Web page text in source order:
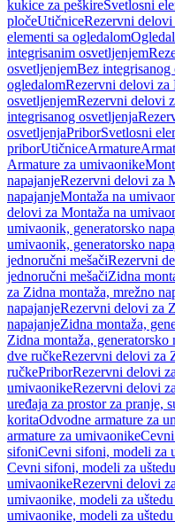
kukice za peškireSvetlosni
pločeUtičniceRezervni
elementi sa ogledalom
integrisanim osvetljenjem
osvetljenjemBez integrisanog
ogledalomRezervni delovi za
osvetljenjemRezervni delovi
integrisanog osvetljenja
osvetljenjaPriborSvetlosni
priborUtičniceArmature
Armature za umivaonike
napajanjeRezervni delovi za
napajanjeMontaža na
delovi za Montaža na
umivaonik, generatorsko
umivaonik, generatorsko
jednoručni mešačiRezervni
jednoručni mešačiZidna
za Zidna montaža, mrežno
napajanjeRezervni delovi za
napajanjeZidna montaža,
Zidna montaža, generatorsko
dve ručkeRezervni delovi za
ručkePriborRezervni delovi
umivaonikeRezervni delovi
uređaja za prostor za pranje,
koritaOdvodne armature za
armature za umivaonike
sifoniCevni sifoni, modeli za
Cevni sifoni, modeli za
umivaonikeRezervni delovi
umivaonike, modeli za
umivaonike, modeli za